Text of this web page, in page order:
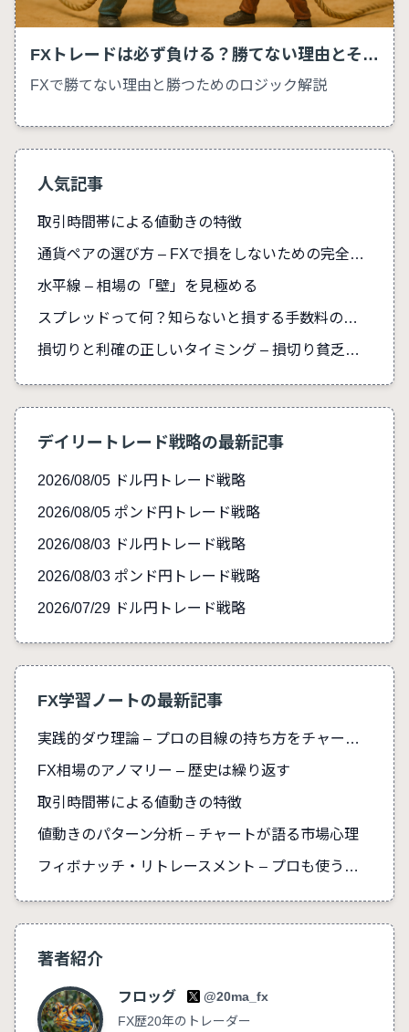
FXトレードは必ず負ける？勝てない理由とそのロジック
FXで勝てない理由と勝つためのロジック解説
人気記事
取引時間帯による値動きの特徴
通貨ペアの選び方 – FXで損をしないための完全ガイド
水平線 – 相場の「壁」を見極める
スプレッドって何？知らないと損する手数料の真実
損切りと利確の正しいタイミング – 損切り貧乏を防ぐ
デイリートレード戦略の最新記事
2026/08/05 ドル円トレード戦略
2026/08/05 ポンド円トレード戦略
2026/08/03 ドル円トレード戦略
2026/08/03 ポンド円トレード戦略
2026/07/29 ドル円トレード戦略
FX学習ノートの最新記事
実践的ダウ理論 – プロの目線の持ち方をチャートで解説
FX相場のアノマリー – 歴史は繰り返す
取引時間帯による値動きの特徴
値動きのパターン分析 – チャートが語る市場心理
フィボナッチ・リトレースメント – プロも使う戻り幅予測
著者紹介
フロッグ
@20ma_fx
FX歴20年のトレーダー